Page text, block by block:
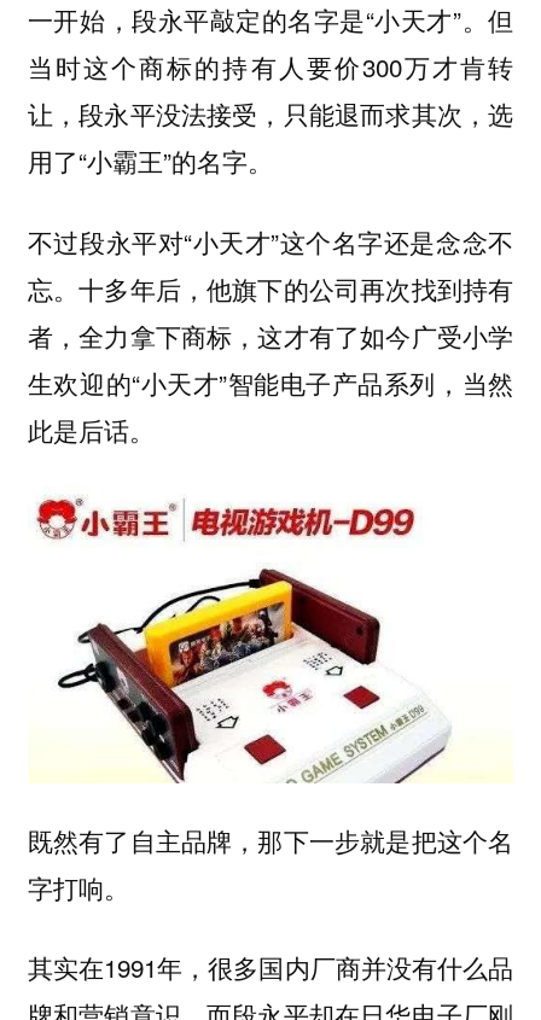
一开始，段永平敲定的名字是“小天才”。但
当时这个商标的持有人要价300万才肯转
让，段永平没法接受，只能退而求其次，选
用了“小霸王”的名字。
不过段永平对“小天才”这个名字还是念念不
忘。十多年后，他旗下的公司再次找到持有
者，全力拿下商标，这才有了如今广受小学
生欢迎的“小天才”智能电子产品系列，当然
此是后话。
既然有了自主品牌，那下一步就是把这个名
字打响。
其实在1991年，很多国内厂商并没有什么品